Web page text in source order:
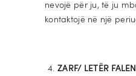
nevojë për ju, të ju
kontaktojë në një
ZARF/ LETËR